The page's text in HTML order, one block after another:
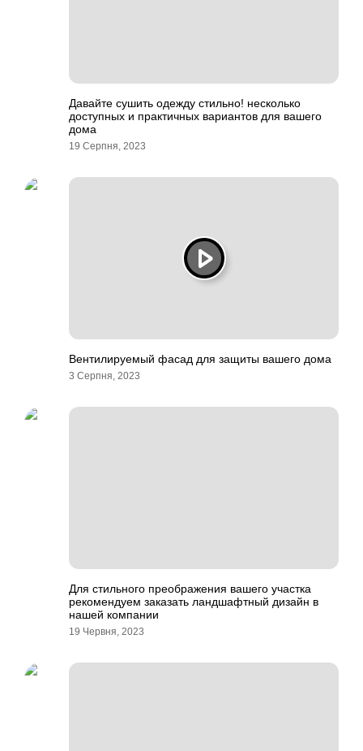
Давайте сушить одежду стильно! несколько
доступных и практичных вариантов для вашего
дома
19 Серпня, 2023
Вентилируемый фасад для защиты вашего дома
3 Серпня, 2023
Для стильного преображения вашего участка
рекомендуем заказать ландшафтный дизайн в
нашей компании
19 Червня, 2023